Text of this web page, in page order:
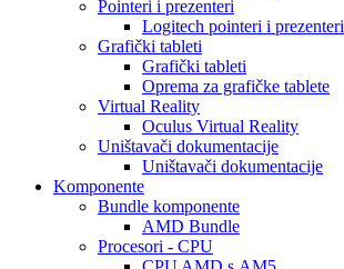
Pointeri i prezenteri
Logitech pointeri i prezenteri
Grafički tableti
Grafički tableti
Oprema za grafičke tablete
Virtual Reality
Oculus Virtual Reality
Uništavači dokumentacije
Uništavači dokumentacije
Komponente
Bundle komponente
AMD Bundle
Procesori - CPU